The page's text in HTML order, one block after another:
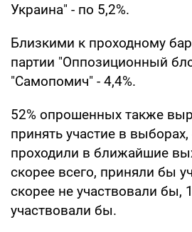
Украина" - по 5,2%.
Близкими к проходному
партии "Оппозиционный
"Самопомич" - 4,4%.
52% опрошенных также
принять участие в
проходили в ближайшие
скорее всего, приняли бы
скорее не участвовали бы,
участвовали бы.